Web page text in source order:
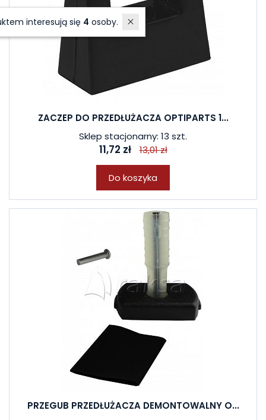
ZACZEP DO PRZEDŁUŻACZA OPTIPARTS 1...
Sklep stacjonarny: 13 szt.
11,72 zł 13,01 zł
Do koszyka
PRZEGUB PRZEDŁUŻACZA DEMONTOWALNY O...
W ostatnich 7 dniach produktem interesują się 4